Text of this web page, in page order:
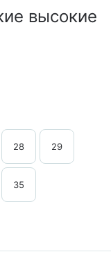
высокие
28 29
35